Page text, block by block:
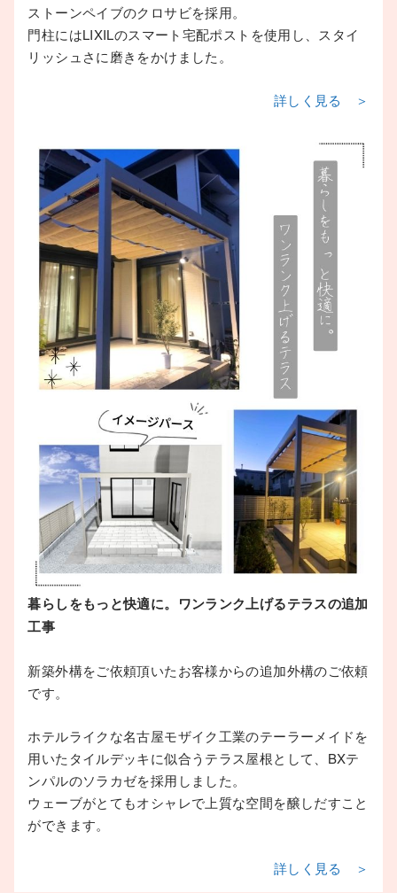
ストーンペイブのクロサビを採用。
門柱にはLIXILのスマート宅配ポストを使用し、スタイ
リッシュさに磨きをかけました。
詳しく見る ＞
暮らしをもっと快適に。ワンランク上げるテラスの追加
工事
新築外構をご依頼頂いたお客様からの追加外構のご依頼
です。
ホテルライクな名古屋モザイク工業のテーラーメイドを
用いたタイルデッキに似合うテラス屋根として、BXテ
ンパルのソラカゼを採用しました。
ウェーブがとてもオシャレで上質な空間を醸しだすこと
ができます。
詳しく見る ＞